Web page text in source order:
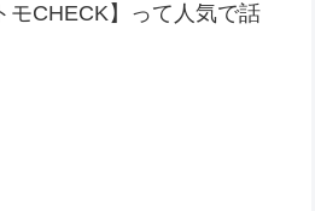
モCHECK】って人気で話